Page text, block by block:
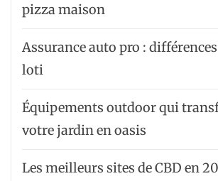
pizza maison
Assurance auto pro :
loti
Équipements outdoor qui
votre jardin en oasis
Les meilleurs sites de CBD en